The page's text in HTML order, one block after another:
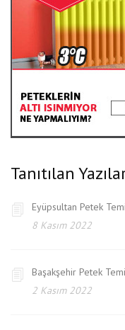
Tanıtılan
Eyüpsultan Petek
8 Kasım 2022
Başakşehir Petek
2 Kasım 2022